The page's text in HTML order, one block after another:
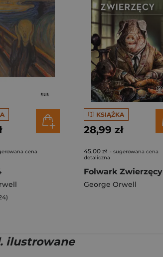
cena
KSIĄŻKA
28,99 zł
45,00 zł - sugerowana cena
detaliczna
Folwark Zwierzęcy
George Orwell
ilustrowane